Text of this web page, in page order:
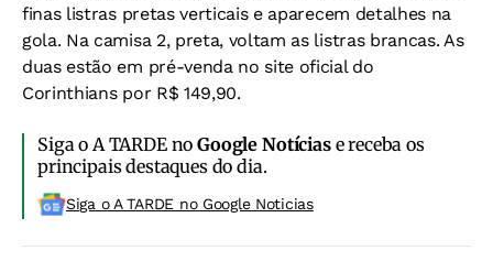
finas listras pretas verticais e aparecem detalhes na
gola. Na camisa 2, preta, voltam as listras brancas. As
duas estão em pré-venda no site oficial do
Corinthians por R$ 149,90.
Siga o A TARDE noGoogle Notíciase receba os
principais destaques do dia.
Siga o A TARDE no Google Noticias